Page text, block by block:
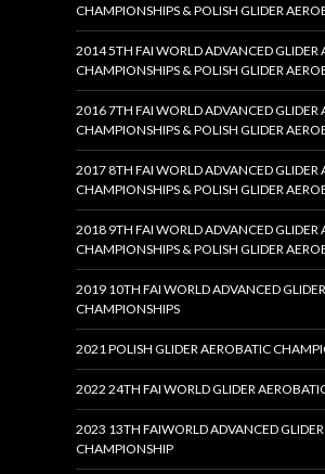
CHAMPIONSHIPS & POLISH GLIDER
2014 5TH FAI WORLD ADVANCED GLIDER
CHAMPIONSHIPS & POLISH GLIDER
2016 7TH FAI WORLD ADVANCED GLIDER
CHAMPIONSHIPS & POLISH GLIDER
2017 8TH FAI WORLD ADVANCED GLIDER
CHAMPIONSHIPS & POLISH GLIDER
2018 9TH FAI WORLD ADVANCED GLIDER
CHAMPIONSHIPS & POLISH GLIDER
2019 10TH FAI WORLD ADVANCED
CHAMPIONSHIPS
2021 POLISH GLIDER AEROBATIC
2022 24TH FAI WORLD GLIDER
2023 13TH FAIWORLD ADVANCED
CHAMPIONSHIP